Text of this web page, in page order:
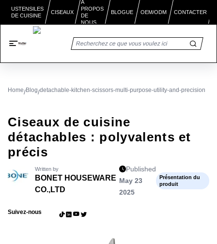
USTENSILES
DE CUISINE
CISEAUX
À
PROPOS
DE
NOUS
BLOGUE OEM/ODM CONTACTER
Home/Blog/detachable-kitchen-scissors-multi-purpose-utility-and-precision
Ciseaux de cuisine
détachables : polyvalents et
précis
Written by
BONET HOUSEWARE
CO.,LTD
Published
May 23
2025
Présentation du
produit
Suivez-nous